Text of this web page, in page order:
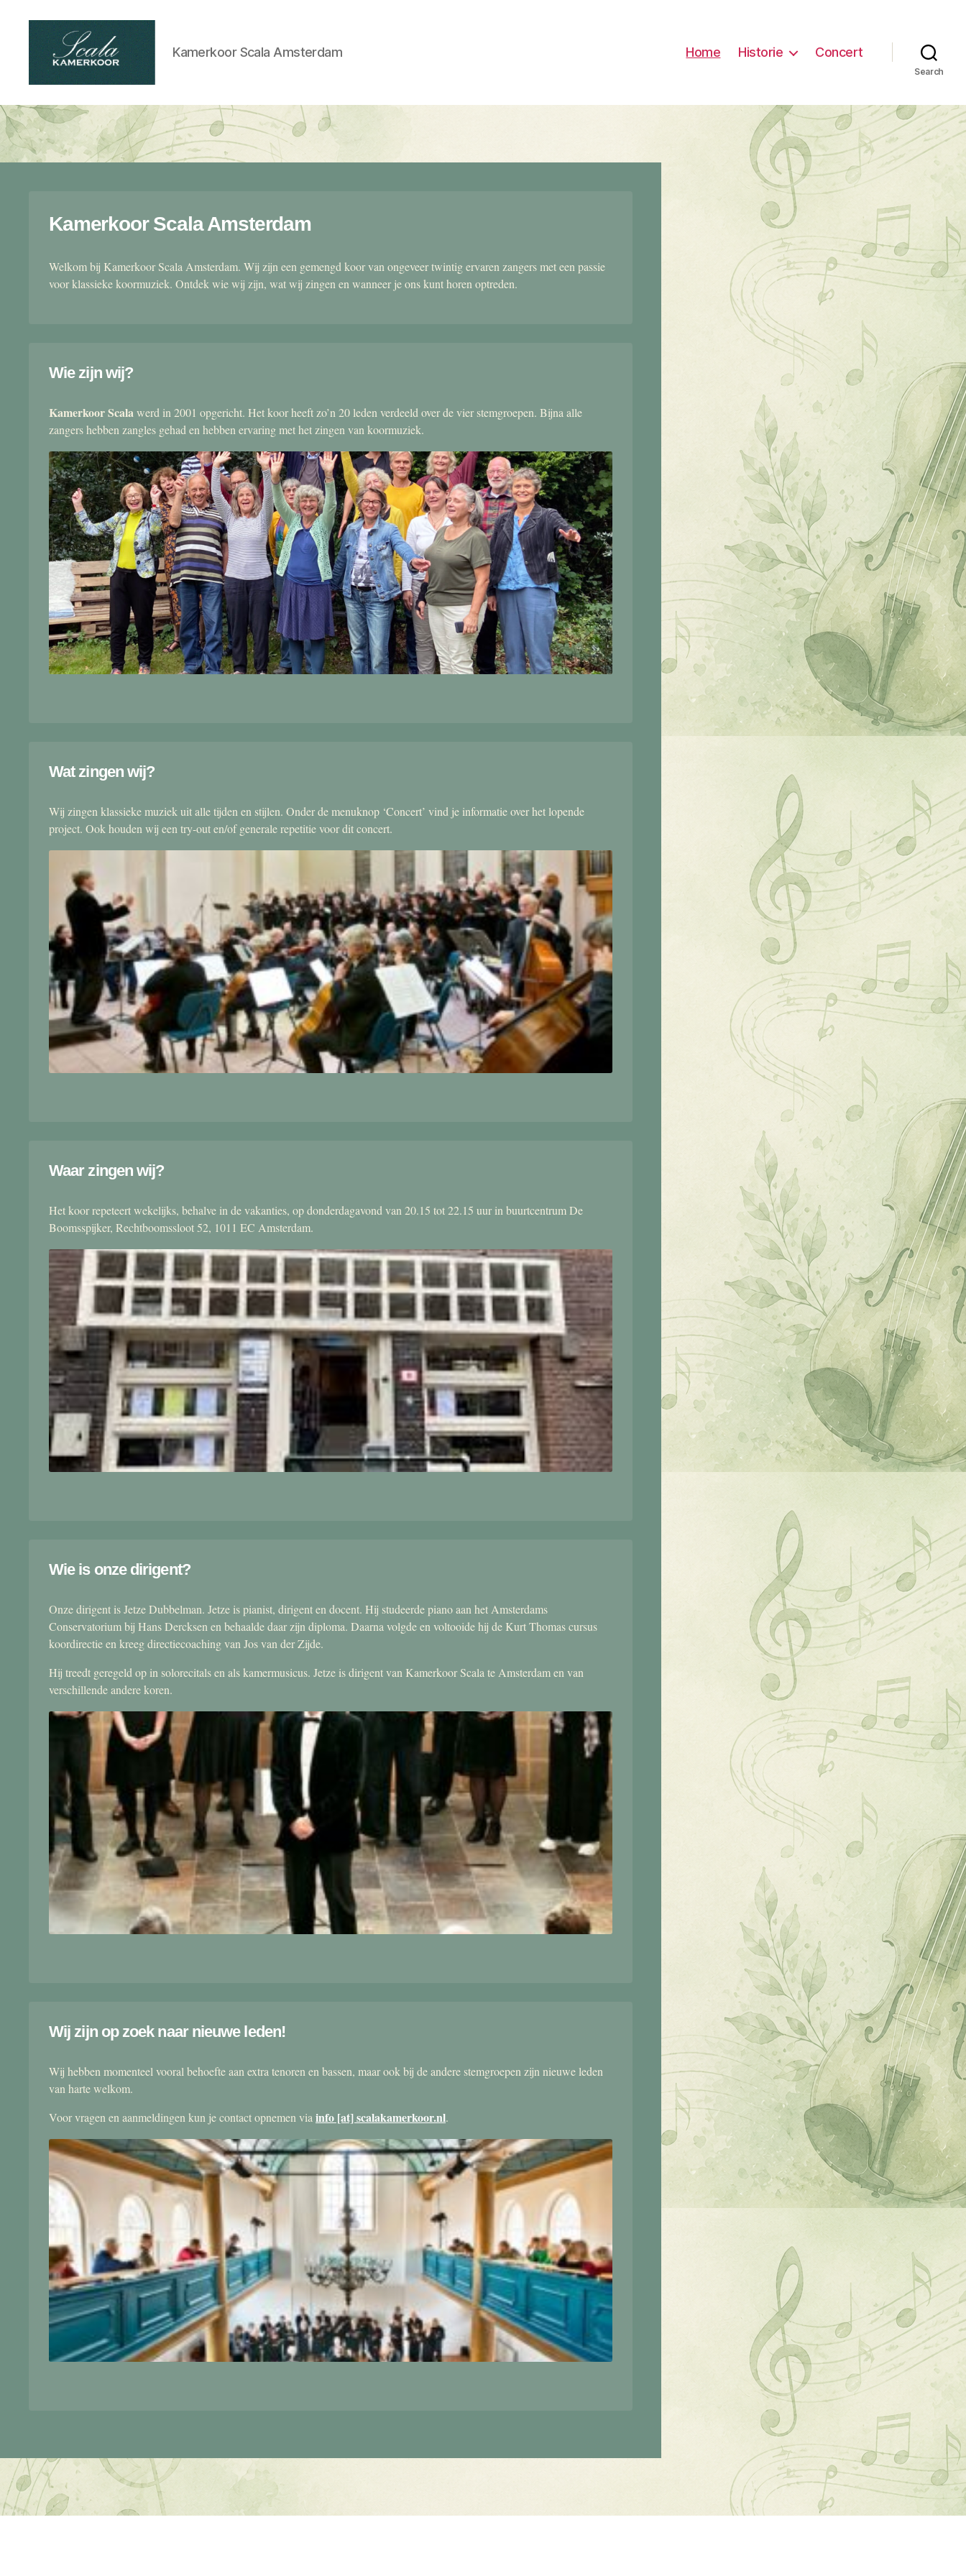
kamerkoor
Kamerkoor Scala Amsterdam Home Historie Concert
Search
Kamerkoor Scala Amsterdam
Welkom bij Kamerkoor Scala Amsterdam. Wij zijn een gemengd koor van ongeveer twintig ervaren zangers met een passie
voor klassieke koormuziek. Ontdek wie wij zijn, wat wij zingen en wanneer je ons kunt horen optreden.
Wie zijn wij?
Kamerkoor Scalawerd in 2001 opgericht. Het koor heeft zo’n 20 leden verdeeld over de vier stemgroepen. Bijna alle
zangers hebben zangles gehad en hebben ervaring met het zingen van koormuziek.
Wat zingen wij?
Wij zingen klassieke muziek uit alle tijden en stijlen. Onder de menuknop ‘Concert’ vind je informatie over het lopende
project. Ook houden wij een try-out en/of generale repetitie voor dit concert.
Waar zingen wij?
Het koor repeteert wekelijks, behalve in de vakanties, op donderdagavond van 20.15 tot 22.15 uur in buurtcentrum De
Boomsspijker, Rechtboomssloot 52, 1011 EC Amsterdam.
Wie is onze dirigent?
Onze dirigent is Jetze Dubbelman. Jetze is pianist, dirigent en docent. Hij studeerde piano aan het Amsterdams
Conservatorium bij Hans Dercksen en behaalde daar zijn diploma. Daarna volgde en voltooide hij de Kurt Thomas cursus
koordirectie en kreeg directiecoaching van Jos van der Zijde.
Hij treedt geregeld op in solorecitals en als kamermusicus. Jetze is dirigent van Kamerkoor Scala te Amsterdam en van
verschillende andere koren.
Wij zijn op zoek naar nieuwe leden!
Wij hebben momenteel vooral behoefte aan extra tenoren en bassen, maar ook bij de andere stemgroepen zijn nieuwe leden
van harte welkom.
Voor vragen en aanmeldingen kun je contact opnemen via info [at] scalakamerkoor.nl.